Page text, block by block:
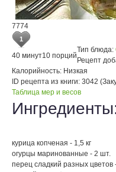
7774
1
40 минут10 порций
Тип блюда:
Рецепт
Калорийность: Низкая
ID рецепта из книги: 3042
Таблица мер и весов
курица копченая - 1,5 кг
огурцы маринованные - 2 шт.
перец сладкий разных цветов